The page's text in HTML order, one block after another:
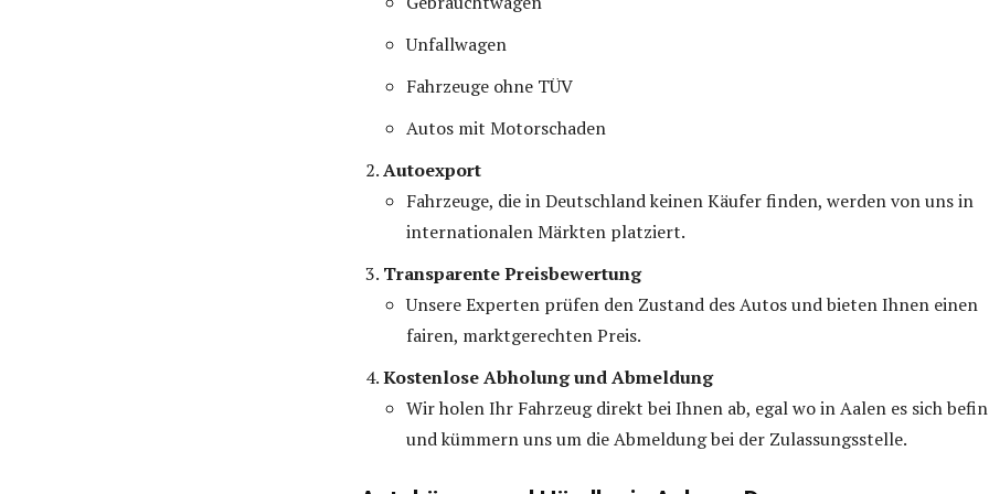
Unfallwagen
Fahrzeuge ohne TÜV
Autos mit Motorschaden
Autoexport
Fahrzeuge, die in Deutschland keinen Käufer finden, werden von uns in
internationalen Märkten platziert.
Transparente Preisbewertung
Unsere Experten prüfen den Zustand des Autos und bieten Ihnen einen
fairen, marktgerechten Preis.
Kostenlose Abholung und Abmeldung
Wir holen Ihr Fahrzeug direkt bei Ihnen ab, egal wo in Aalen es sich
und kümmern uns um die Abmeldung bei der Zulassungsstelle.